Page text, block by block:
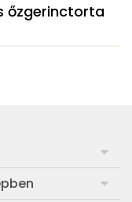
őzgerinctorta